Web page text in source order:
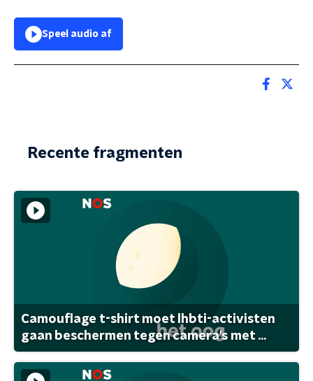
Speel audio af
Recente fragmenten
Camouflage t-shirt moet lhbti-activisten
gaan beschermen tegen camera's met ...